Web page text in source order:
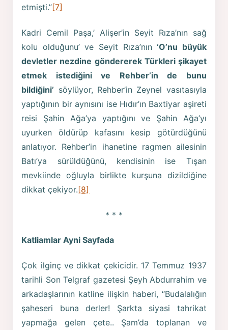
etmişti.”[7]
Kadri Cemil Paşa,’ Alişer’in Seyit Rıza’nın sağ
kolu olduğunu’ ve Seyit Rıza’nın‘O’nu büyük
devletler nezdine göndererek Türkleri şikayet
etmek istediğini ve Rehber’in de bunu
bildiğini’ söylüyor, Rehber’in Zeynel vasıtasıyla
yaptığının bir aynısını ise Hıdır’ın Baxtiyar aşireti
reisi Şahin Ağa’ya yaptığını ve Şahin Ağa’yı
uyurken öldürüp kafasını kesip götürdüğünü
anlatıyor. Rehber’in ihanetine ragmen ailesinin
Batı’ya sürüldüğünü, kendisinin ise Tışan
mevkiinde oğluyla birlikte kurşuna dizildiğine
dikkat çekiyor.[8]
* * *
Katliamlar Ayni Sayfada
Çok ilginç ve dikkat çekicidir. 17 Temmuz 1937
tarihli Son Telgraf gazetesi Şeyh Abdurrahim ve
arkadaşlarının katline ilişkin haberi, “Budalalığın
şaheseri buna derler! Şarkta siyasi tahrikat
yapmağa gelen çete.. Şam’da toplanan ve